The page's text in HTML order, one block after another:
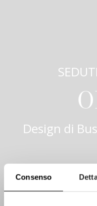
Consenso
Design di